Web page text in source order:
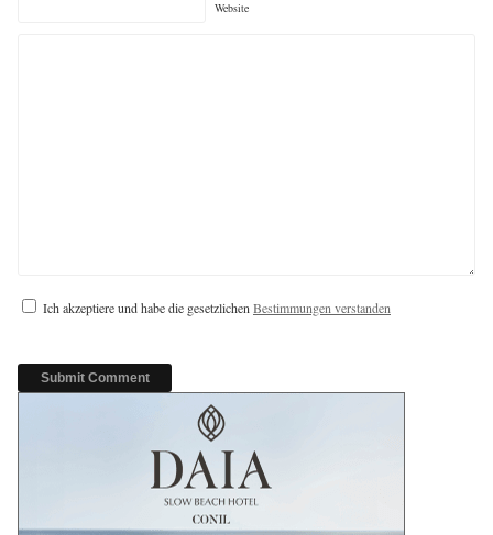
Website
Ich akzeptiere und habe die gesetzlichen Bestimmungen verstanden